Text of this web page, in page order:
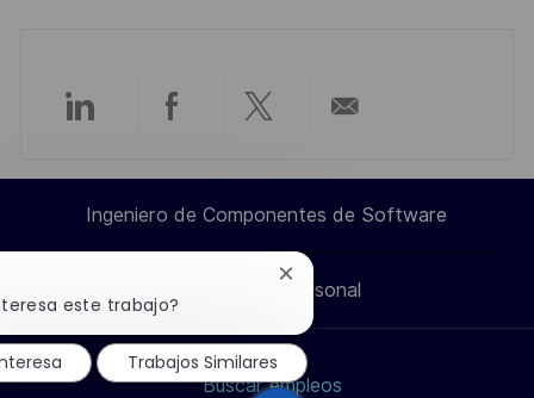
Compartir
a
través
de
LinkedIn
Compartir
a
través
de
Facebook
Compartir
a
través
twitter
por
correo
electrónico
Ingeniero de Componentes de Software
Información personal
Buscar empleos
este trabajo?
Cerrar
notificación
de
chatbot
Trabajos Similares